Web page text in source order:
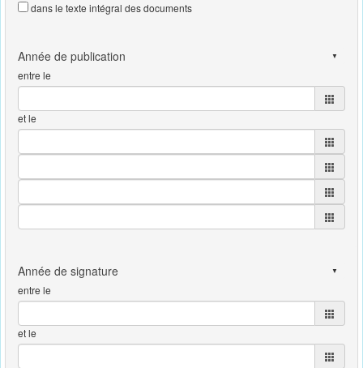
dans le texte intégral des documents
entre le
et le
entre le
et le